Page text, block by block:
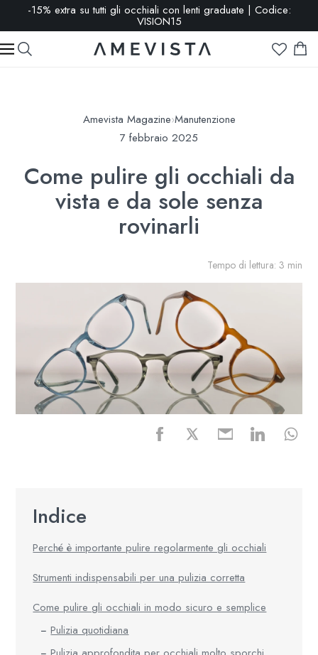
-15% extra su tutti gli occhiali con lenti graduate | Codice:
VISION15
Amevista Magazine›Manutenzione
7 febbraio 2025
Come pulire gli occhiali da
vista e da sole senza
rovinarli
Tempo di lettura: 3 min
Indice
Perché è importante pulire regolarmente gli occhiali
Strumenti indispensabili per una pulizia corretta
Come pulire gli occhiali in modo sicuro e semplice
Pulizia quotidiana